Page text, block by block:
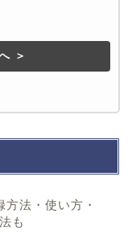
＞
法・使い方・
も